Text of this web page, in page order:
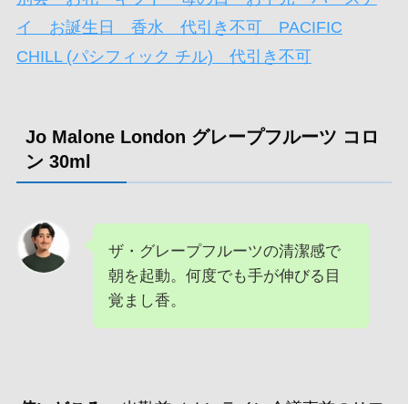
イ お誕生日 香水 代引き不可 PACIFIC
CHILL (パシフィック チル) 代引き不可
Jo Malone London グレープフルーツ コロ
ン 30ml
ザ・グレープフルーツの清潔感で
朝を起動。何度でも手が伸びる目
覚まし香。